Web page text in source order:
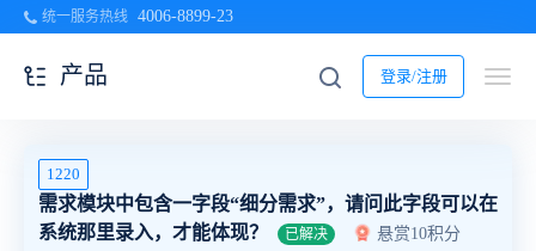
统一服务热线 4006-8899-23
登录/注册
产品
1220
需求模块中包含一字段“细分需求”，请问此字段可以在
系统那里录入，才能体现？
已解决 悬赏10积分